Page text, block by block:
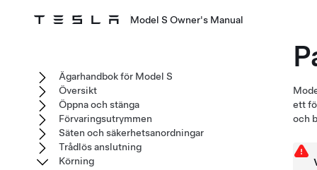
Model S Owner's Manual
ett
och
Ägarhandbok för Model S
Översikt
Öppna och stänga
Förvaringsutrymmen
Säten och säkerhetsanordningar
Trådlös anslutning
Körning